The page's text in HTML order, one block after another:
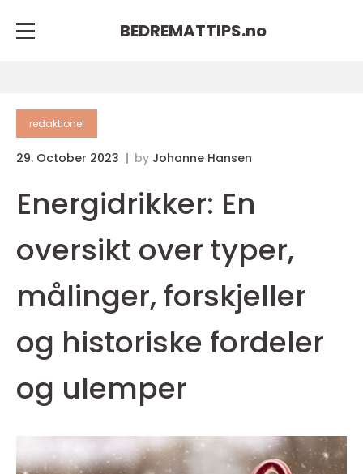
BEDREMATTIPS.no
redaktionel
29. October 2023 by Johanne Hansen
Energidrikker: En
oversikt over typer,
målinger, forskjeller
og historiske fordeler
og ulemper